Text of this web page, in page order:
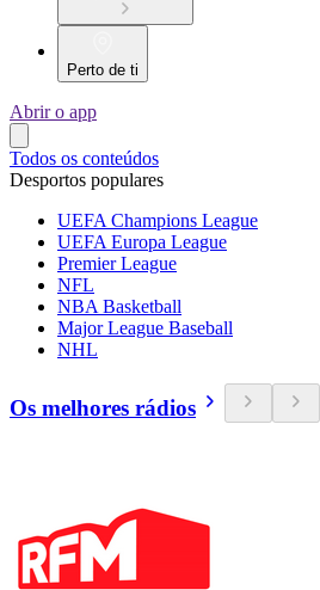
Perto de ti
Abrir o app
Todos os conteúdos
Desportos populares
UEFA Champions League
UEFA Europa League
Premier League
NFL
NBA Basketball
Major League Baseball
NHL
Os melhores rádios